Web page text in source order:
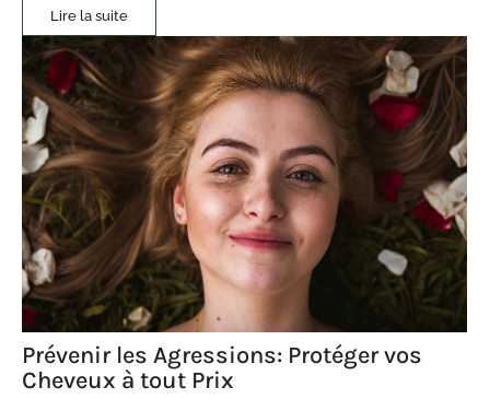
Lire la suite
Prévenir les Agressions: Protéger vos
Cheveux à tout Prix